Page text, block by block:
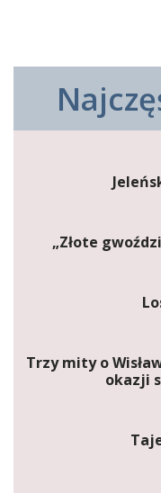
„Złote
Trzy mity o
okazji